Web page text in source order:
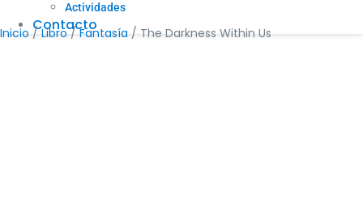
Actividades
Contacto
Inicio /Libro/Fantasía / The Darkness Within Us